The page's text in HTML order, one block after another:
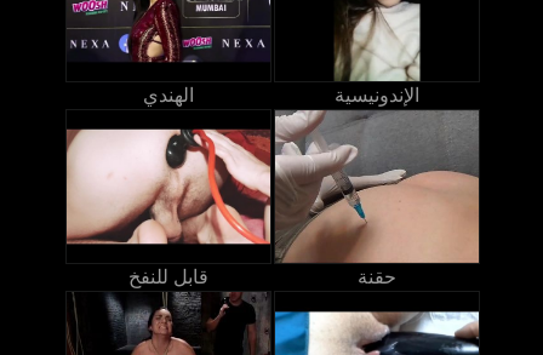
الهندي الإندونيسية
قابل للنفخ حقنة